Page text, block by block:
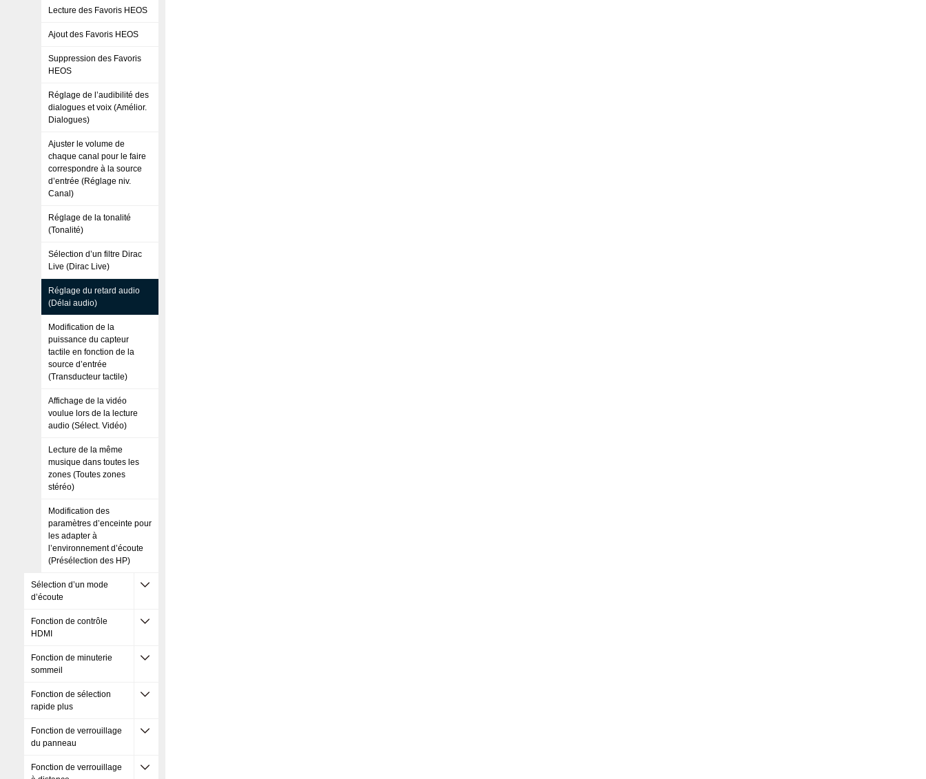
Lecture des Favoris HEOS
Ajout des Favoris HEOS
Suppression des Favoris
HEOS
Réglage de l’audibilité des
dialogues et voix (Amélior.
Dialogues)
Ajuster le volume de
chaque canal pour le faire
correspondre à la source
d’entrée (Réglage niv.
Canal)
Réglage de la tonalité
(Tonalité)
Sélection d’un filtre Dirac
Live (Dirac Live)
Réglage du retard audio
(Délai audio)
Modification de la
puissance du capteur
tactile en fonction de la
source d’entrée
(Transducteur tactile)
Affichage de la vidéo
voulue lors de la lecture
audio (Sélect. Vidéo)
Lecture de la même
musique dans toutes les
zones (Toutes zones
stéréo)
Modification des
paramètres d’enceinte pour
les adapter à
l’environnement d’écoute
(Présélection des HP)
Sélection d’un mode
d’écoute
Fonction de contrôle
HDMI
Fonction de minuterie
sommeil
Fonction de sélection
rapide plus
Fonction de verrouillage
du panneau
Fonction de verrouillage